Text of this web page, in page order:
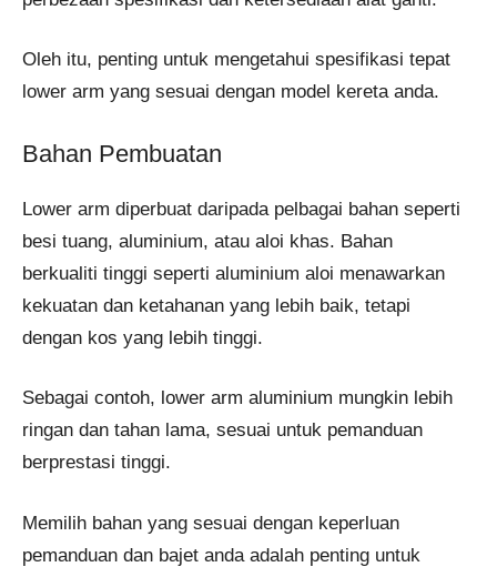
Oleh itu, penting untuk mengetahui spesifikasi tepat
lower arm yang sesuai dengan model kereta anda.
Bahan Pembuatan
Lower arm diperbuat daripada pelbagai bahan seperti
besi tuang, aluminium, atau aloi khas. Bahan
berkualiti tinggi seperti aluminium aloi menawarkan
kekuatan dan ketahanan yang lebih baik, tetapi
dengan kos yang lebih tinggi.
Sebagai contoh, lower arm aluminium mungkin lebih
ringan dan tahan lama, sesuai untuk pemanduan
berprestasi tinggi.
Memilih bahan yang sesuai dengan keperluan
pemanduan dan bajet anda adalah penting untuk